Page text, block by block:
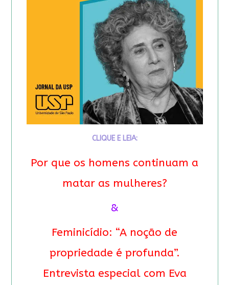
CLIQUE E LEIA:
Por que os homens continuam a
matar as mulheres?
&
Feminicídio: “A noção de
propriedade é profunda”.
Entrevista especial com Eva